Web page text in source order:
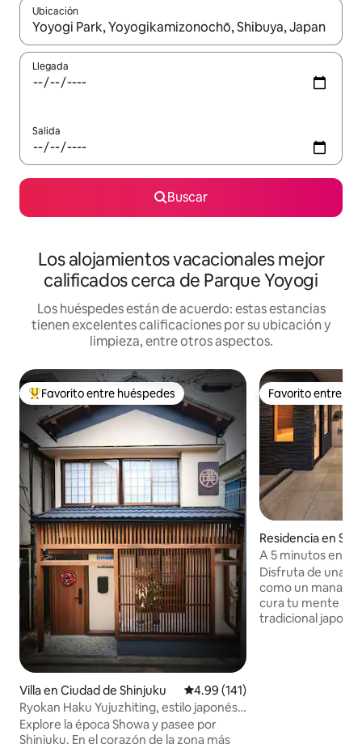
Ubicación
Cuando los resultados estén disponibles, podrás navegar
Llegada
Salida
Buscar
Los alojamientos vacacionales mejor
calificados cerca de Parque Yoyogi
Los huéspedes están de acuerdo: estas estancias
tienen excelentes calificaciones por su ubicación y
limpieza, entre otros aspectos.
De los mejores en Favorito entre huéspedes
Favorito entre huéspedes
Villa en Ciudad de Shinjuku Calificación promedio: 4.99 de
4.99 (141)
Ryokan Haku Yujuzhiting, estilo japonés /
Aire acondicionado central / Calefacción
por suelo radiante en toda la casa / En la
Explore la época Showa y pasee por
Shinjuku. En el corazón de la zona más
Favorito entre
Favorito entre
Residencia en
A 5 minutos en
sauna, jacuzzi,
la azotea y
por estancias
minutos de
Disfruta de una
como un
cura tu mente y
tradicional japonés. La Sauna